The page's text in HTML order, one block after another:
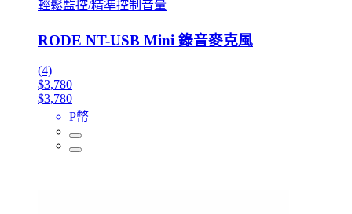
輕鬆監控/精準控制音量
RODE NT-USB Mini 錄音麥克風
(4)
$3,780
$3,780
P幣